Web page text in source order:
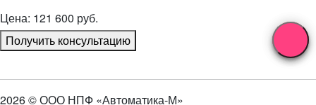
Цена: 121 600 руб.
Получить консультацию
2026 © ООО НПФ «Автоматика-М»